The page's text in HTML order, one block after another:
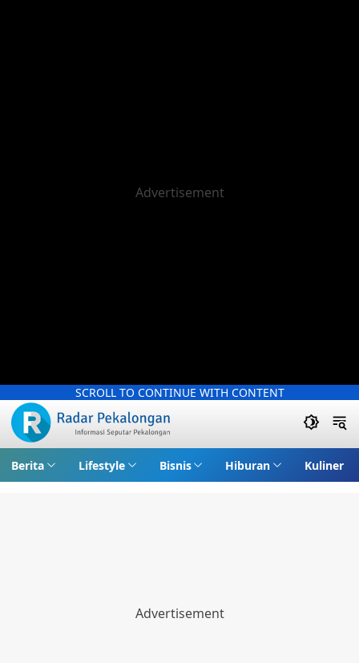
SCROLL TO CONTINUE WITH CONTENT
Berita Lifestyle Bisnis Hiburan Kuliner